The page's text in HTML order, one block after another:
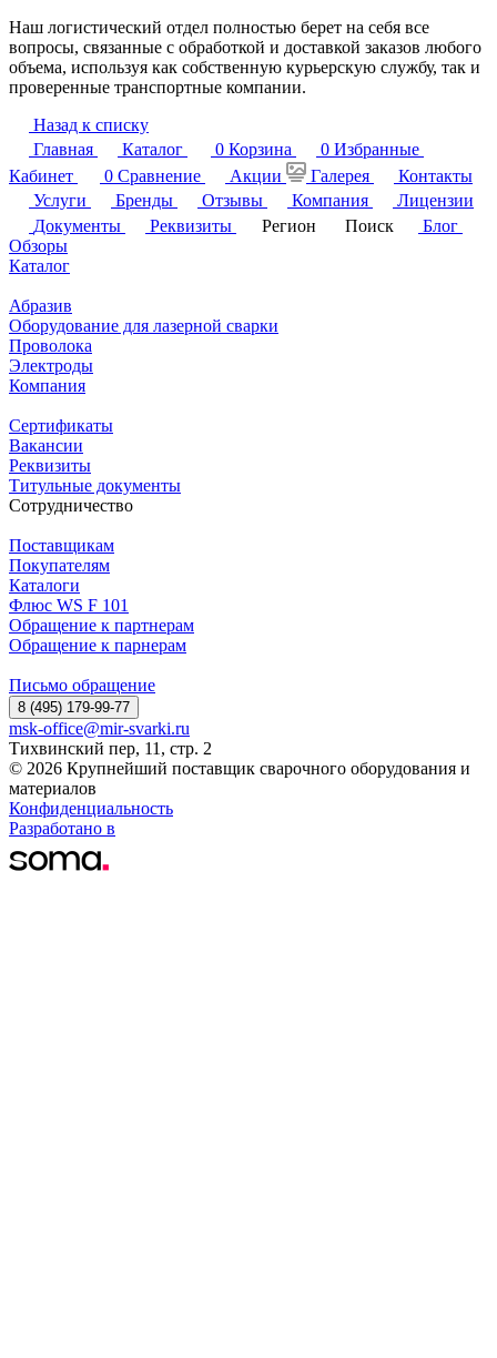
Наш логистический отдел полностью берет на себя все
вопросы, связанные с обработкой и доставкой заказов любого
объема, используя как собственную курьерскую службу, так и
проверенные транспортные компании.
Назад к списку
Главная
Каталог 0 Корзина 0 Избранные
Кабинет
0 Сравнение Акции Галерея
Контакты
Услуги
Бренды Отзывы Компания
Лицензии
Документы
Реквизиты Регион Поиск
Блог
Обзоры
Каталог
Абразив
Оборудование для лазерной сварки
Проволока
Электроды
Компания
Сертификаты
Вакансии
Реквизиты
Титульные документы
Сотрудничество
Поставщикам
Покупателям
Каталоги
Флюс WS F 101
Обращение к партнерам
Обращение к парнерам
Письмо обращение
8 (495) 179-99-77
msk-office@mir-svarki.ru
Тихвинский пер, 11, стр. 2
© 2026 Крупнейший поставщик сварочного оборудования и
материалов
Конфиденциальность
Разработано в